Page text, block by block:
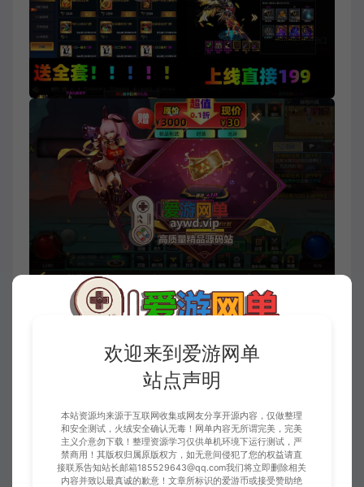
欢迎来到爱游网单
站点声明
本站资源均来源于互联网收集或网友分享开源内容，仅做整理
和安全测试，火绒安全确认无毒！网单内容无所谓完美，完美
主义介意勿下载！整理资源学习仅供单机环境下运行测试，严
禁商用！其版权归属原版权方，如无意间侵犯了您的权益请直
接联系告知站长邮箱185529643@qq.com我们将立即删除相关
内容并致以最真诚的歉意！文章所标识的爱游币或接受赞助绝